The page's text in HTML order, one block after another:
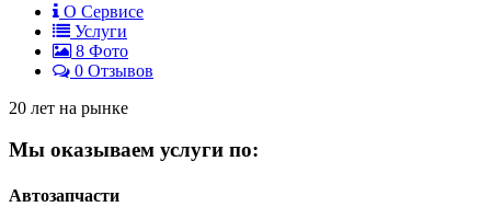
О Сервисе
Услуги
8 Фото
0 Отзывов
20 лет на рынке
Мы оказываем услуги по:
Автозапчасти